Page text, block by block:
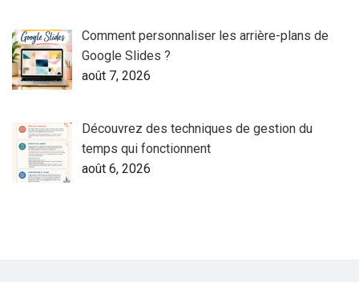
Comment personnaliser les arrière-plans de
Google Slides ?
août 7, 2026
Découvrez des techniques de gestion du
temps qui fonctionnent
août 6, 2026